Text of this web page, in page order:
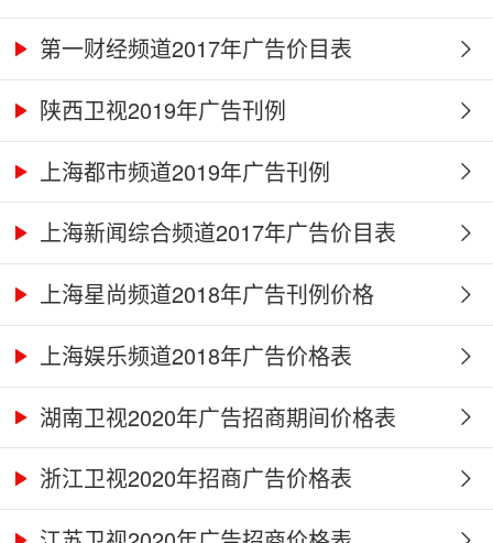
第一财经频道2017年广告价目表
陕西卫视2019年广告刊例
上海都市频道2019年广告刊例
上海新闻综合频道2017年广告价目表
上海星尚频道2018年广告刊例价格
上海娱乐频道2018年广告价格表
湖南卫视2020年广告招商期间价格表
浙江卫视2020年招商广告价格表